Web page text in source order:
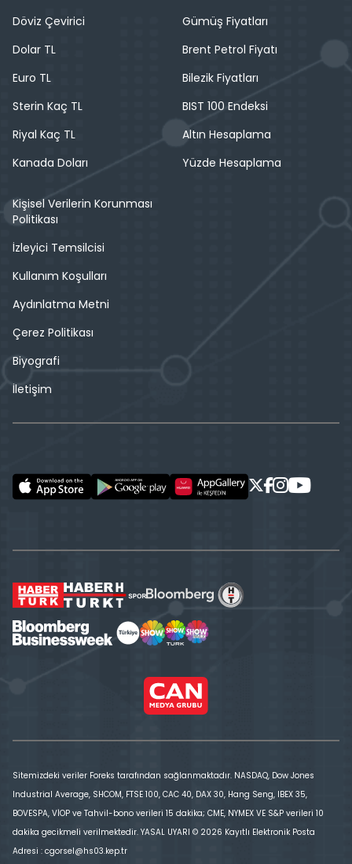
Döviz Çevirici
Dolar TL
Euro TL
Sterin Kaç TL
Riyal Kaç TL
Kanada Doları
Gümüş Fiyatları
Brent Petrol Fiyatı
Bilezik Fiyatları
BIST 100 Endeksi
Altın Hesaplama
Yüzde Hesaplama
Kişisel Verilerin Korunması
Politikası
İzleyici Temsilcisi
Kullanım Koşulları
Aydınlatma Metni
Çerez Politikası
Biyografi
İletişim
Sitemizdeki veriler Foreks tarafından sağlanmaktadır. NASDAQ, Dow Jones
Industrial Average, SHCOM, FTSE 100, CAC 40, DAX 30, Hang Seng, IBEX 35,
BOVESPA, VİOP ve Tahvil-bono verileri 15 dakika; CME, NYMEX VE S&P verileri 10
dakika gecikmeli verilmektedir. YASAL UYARI © 2026 Kayıtlı Elektronik Posta
Adresi : cgorsel@hs03.kep.tr